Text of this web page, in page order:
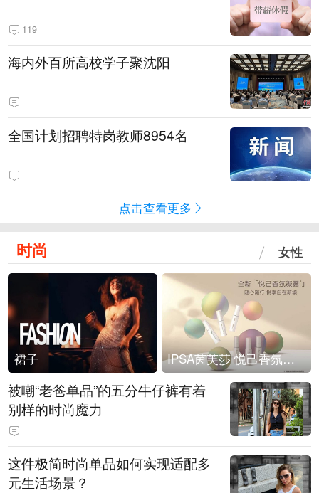
119
海内外百所高校学子聚沈阳
全国计划招聘特岗教师8954名
点击查看更多
时尚 女性
裙子 IPSA茵芙莎 悦己香氛凝露上市
被嘲“老爸单品”的五分牛仔裤有着
别样的时尚魔力
这件极简时尚单品如何实现适配多
元生活场景？